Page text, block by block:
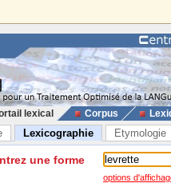
lexical Corpus
Lexicographie Etymologie
une forme
options